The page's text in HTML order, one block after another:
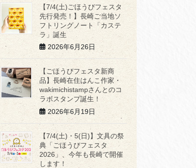
【7/4(土)ごほうびフェスタ
先行発売！】長崎ご当地ソ
フトリングノート「カステ
ラ」誕生
2026年6月26日
【ごほうびフェスタ新商
品】長崎在住はんこ作家・
wakimichistampさんとのコ
ラボスタンプ誕生！
2026年6月19日
【7/4(土)・5(日)】文具の祭
典「ごほうびフェスタ
2026」、今年も長崎で開催
します！